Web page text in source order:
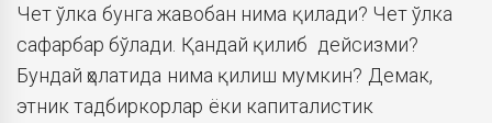
Чет ўлка бунга жавобан нима қилади? Чет ўлка
сафарбар бўлади. Қандай қилиб дейсизми?
Бундай ҳолатида нима қилиш мумкин? Демак,
этник тадбиркорлар ёки капиталистик